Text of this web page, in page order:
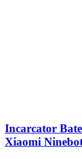
Incarcator
Xiaomi